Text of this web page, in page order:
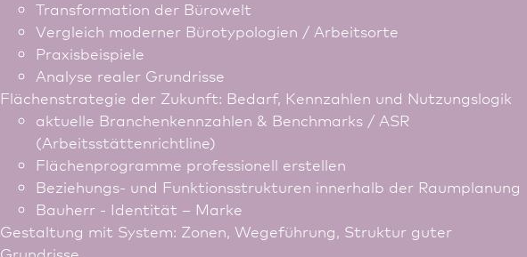
Trans­formation der Bürowelt
Vergleich moderner Bürotypologien / Arbeitsorte
Praxisbeispiele
Analyse realer Grundrisse
Flächenstrategie der Zukunft: Bedarf, Kennzahlen und Nutzungslogik
aktuelle Branchenkennzahlen & Benchmarks / ASR
(Arbeitsstättenrichtline)
Flächenprogramme professionell erstellen
Beziehungs- und Funktionsstrukturen innerhalb der Raumplanung
Bauherr - Identität – Marke
Gestaltung mit System: Zonen, Wegeführung, Struktur guter
Grundrisse